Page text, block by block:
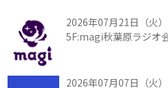
2026年07月21日（火）
5F:magi秋葉原ラジオ
2026年07月07日（火）